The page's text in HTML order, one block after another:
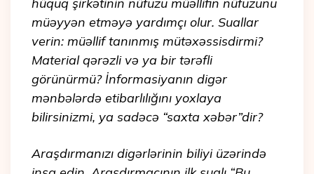
hüquq şirkətinin nüfuzu müəllifin nüfuzunu
müəyyən etməyə yardımçı olur. Suallar
verin: müəllif tanınmış mütəxəssisdirmi?
Material qərəzli və ya bir tərəfli
görünürmü? İnformasiyanın digər
mənbələrdə etibarlılığını yoxlaya
bilirsinizmi, ya sadəcə “saxta xəbər”dir?
Araşdırmanızı digərlərinin biliyi üzərində